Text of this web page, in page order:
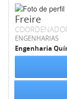
Freire
ENGENHARIAS
Engenharia